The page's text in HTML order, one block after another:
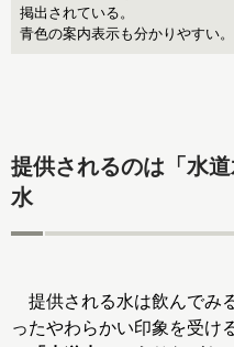
掲出されている。
青色の案内表示も分かりやすい。
提供されるのは「水
水
提供される水は飲んでみ
ったやわらかい印象を受け